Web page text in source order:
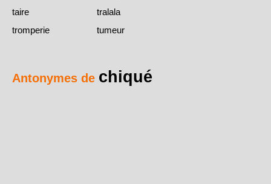
taire
tralala
tromperie
tumeur
Antonymes de chiqué